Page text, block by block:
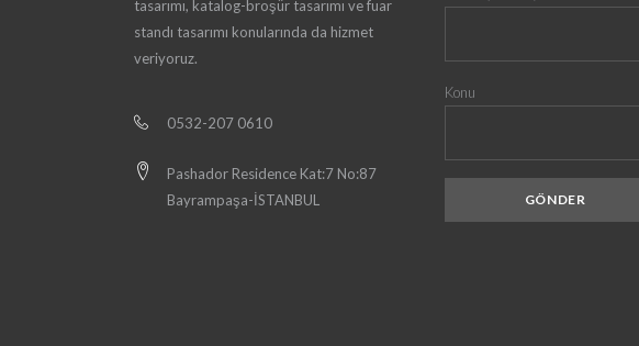
tasarımı, katalog-broşür tasarımı ve fuar
standı tasarımı konularında da hizmet
veriyoruz.
0532-207 0610
Pashador Residence Kat:7 No:87
Bayrampaşa-İSTANBUL
Konu